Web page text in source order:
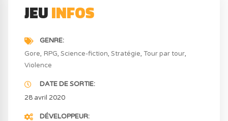
JEUINFOS
GENRE
Gore RPG Science-fiction Stratégie Tour par tour
Violence
DATE DE SORTIE
28 avril 2020
DÉVELOPPEUR